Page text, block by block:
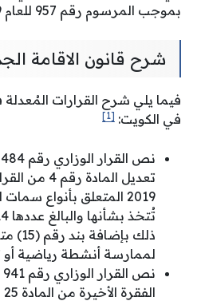
بموجب المرسوم رقم 957 للعام 2019.
شرح قانون الاقامة
فيما يلي شرح القرارات المُعدلة
في الكويت: [1]
2019 المتعلق بأنواع
ذلك
لممارسة أنشطة رياضية أو